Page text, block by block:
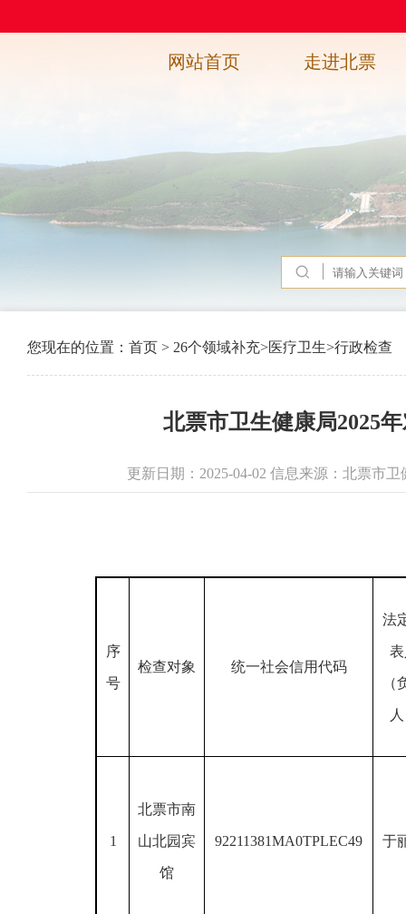
网站首页 走进北票
您现在的位置： 首页 > 26个领域补充>医疗卫生>行政检查
北票市卫生健康局2025
更新日期：2025-04-02 信息来源：北票市
序
号
检查对象 统一社会信用代码
法
（
1
北票市南
山北园宾
馆
92211381MA0TPLEC49 于